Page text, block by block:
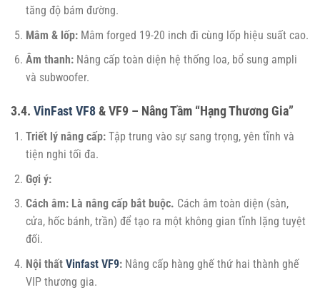
tăng độ bám đường.
Mâm & lốp:Mâm forged 19-20 inch đi cùng lốp hiệu suất cao.
Âm thanh:Nâng cấp toàn diện hệ thống loa, bổ sung ampli
và subwoofer.
3.4. VinFast VF8& VF9 – Nâng Tầm “Hạng Thương Gia”
Triết lý nâng cấp:Tập trung vào sự sang trọng, yên tĩnh và
tiện nghi tối đa.
Gợi ý:
Cách âm: Là nâng cấp bắt buộc. Cách âm toàn diện (sàn,
cửa, hốc bánh, trần) để tạo ra một không gian tĩnh lặng tuyệt
đối.
Nội thất Vinfast VF9:Nâng cấp hàng ghế thứ hai thành ghế
VIP thương gia.